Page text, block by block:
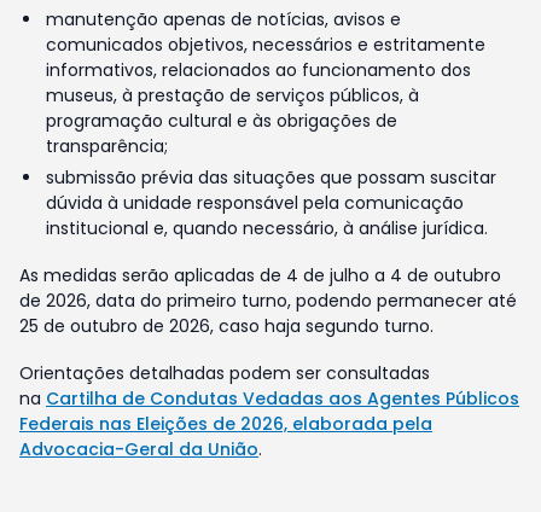
manutenção apenas de notícias, avisos e
comunicados objetivos, necessários e estritamente
informativos, relacionados ao funcionamento dos
museus, à prestação de serviços públicos, à
programação cultural e às obrigações de
transparência;
submissão prévia das situações que possam suscitar
dúvida à unidade responsável pela comunicação
institucional e, quando necessário, à análise jurídica.
As medidas serão aplicadas de 4 de julho a 4 de outubro
de 2026, data do primeiro turno, podendo permanecer até
25 de outubro de 2026, caso haja segundo turno.
Orientações detalhadas podem ser consultadas
na Cartilha de Condutas Vedadas aos Agentes Públicos
Federais nas Eleições de 2026, elaborada pela
Advocacia-Geral da União.